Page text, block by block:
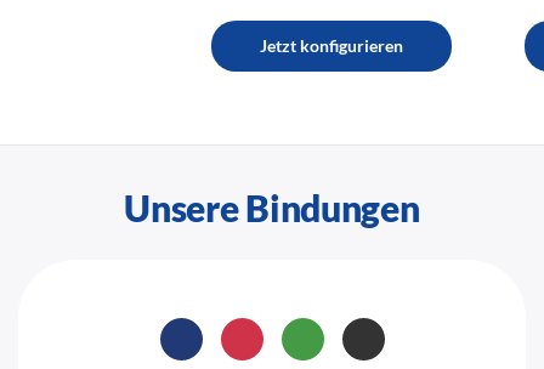
Jetzt konfigurieren
Unsere Bindungen